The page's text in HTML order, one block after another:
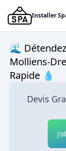
Installer
🌊
Molliens-
Rapide 💧
Devis